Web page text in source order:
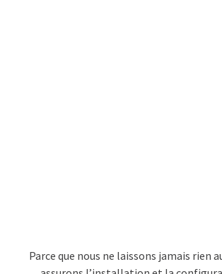
Parce que nous ne laissons jamais rien